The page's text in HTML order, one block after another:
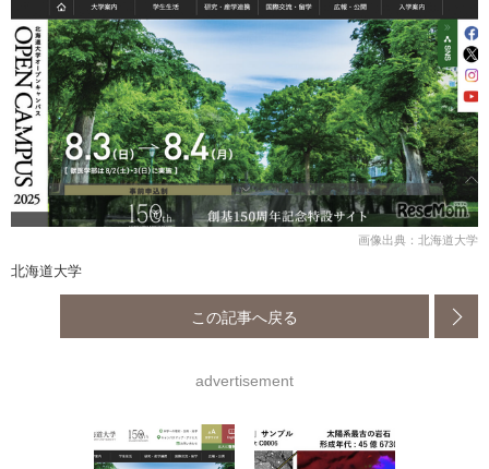
画像出典：北海道大学
北海道大学
この記事へ戻る
advertisement